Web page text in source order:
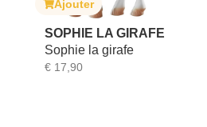
Ajouter
JANOD
Boite à Meuh ou